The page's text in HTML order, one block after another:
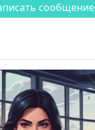
сообщение